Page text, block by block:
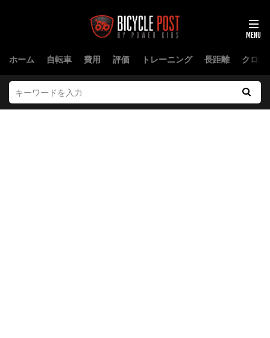
ホーム 自転車 費用 評価 トレーニング 長距離 クロス